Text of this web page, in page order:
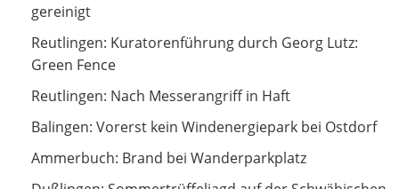
gereinigt
Kuratorenführung durch Georg Lutz: Green Fence
Reutlingen: Kuratorenführung durch Georg Lutz:
Green Fence
Nach Messerangriff in Haft
Reutlingen: Nach Messerangriff in Haft
Vorerst kein Windenergiepark bei Ostdorf
Balingen: Vorerst kein Windenergiepark bei Ostdorf
Brand bei Wanderparkplatz
Ammerbuch: Brand bei Wanderparkplatz